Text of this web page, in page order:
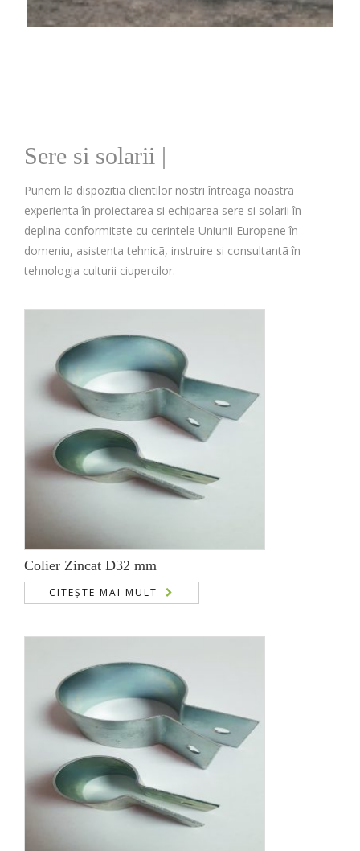
Sere si solarii |
Punem la dispozitia clientilor nostri întreaga noastra
experienta în proiectarea si echiparea sere si solarii în
deplina conformitate cu cerintele Uniunii Europene în
domeniu, asistenta tehnicã, instruire si consultantã în
tehnologia culturii ciupercilor.
Colier Zincat D32 mm
CITEȘTE MAI MULT